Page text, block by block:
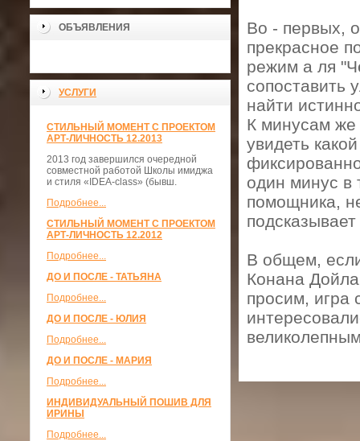
ОБЪЯВЛЕНИЯ
УСЛУГИ
СТИЛЬНЫЙ МОМЕНТ С ПРОЕКТОМ
АРТ-ЛИЧНОСТЬ 12.2013
2013 год завершился очередной
совместной работой Школы имиджа
и стиля «IDEA-class» (бывш.
Подробнее...
СТИЛЬНЫЙ МОМЕНТ С ПРОЕКТОМ
АРТ-ЛИЧНОСТЬ 12.2012
Подробнее...
ДО И ПОСЛЕ - ТАТЬЯНА
Подробнее...
ДО И ПОСЛЕ - ЮЛИЯ
Подробнее...
ДО И ПОСЛЕ - МАРИЯ
Подробнее...
ИНДИВИДУАЛЬНЫЙ ПОШИВ ДЛЯ
ИРИНЫ
Подробнее...
Во - первых,
прекрасное
режим а ля
сопоставить
найти
К минусам же
увидеть
один минус в
помощника,
В общем,
Конана
просим, игра